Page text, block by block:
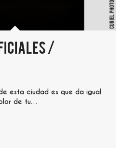
/
esta ciudad es que da igual
de tu…